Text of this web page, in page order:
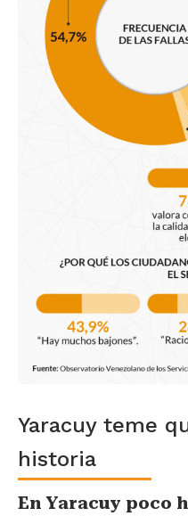
Yaracuy teme
historia
En Yaracuy poco